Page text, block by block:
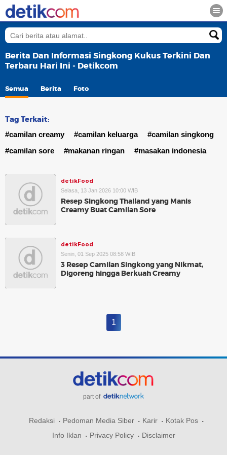
Berita Dan Informasi Singkong Kukus Terkini Dan
Terbaru Hari Ini - Detikcom
Semua Berita Foto
Tag Terkait:
#camilan creamy #camilan keluarga
#camilan singkong
#camilan sore
#makanan ringan #masakan indonesia
detikFood
Selasa, 13 Jan 2026 10:00 WIB
Resep Singkong Thailand yang Manis
Creamy Buat Camilan Sore
detikFood
Senin, 01 Sep 2025 08:58 WIB
3 Resep Camilan Singkong yang Nikmat,
Digoreng hingga Berkuah Creamy
1
part of
Redaksi Pedoman Media Siber Karir
Kotak Pos
Info Iklan
Privacy Policy Disclaimer